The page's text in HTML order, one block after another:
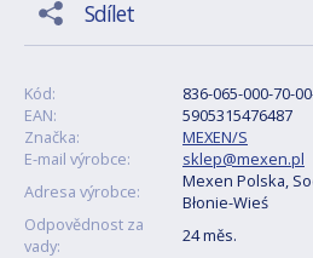
Sdílet
Kód:
836-065-000-70-
EAN:
5905315476487
Značka:
MEXEN/S
E-mail výrobce:
sklep@mexen.pl
Adresa výrobce:
Mexen Polska,
Błonie-Wieś
Odpovědnost za
vady:
24 měs.